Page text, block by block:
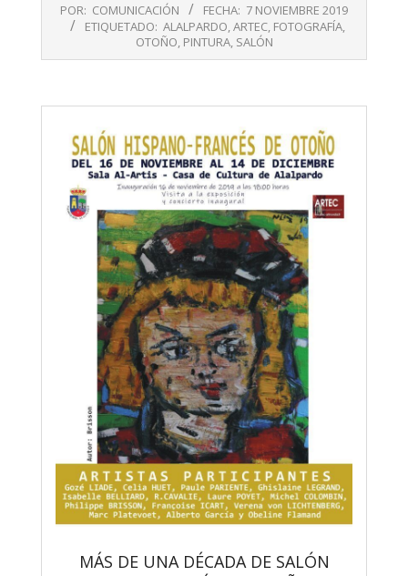
11-
POR: COMUNICACIÓN FECHA: 7 NOVIEMBRE 2019
ETIQUETADO: ALALPARDO,ARTEC, FOTOGRAFÍA,
OTOÑO, PINTURA, SALÓN
MÁS DE UNA DÉCADA DE SALÓN